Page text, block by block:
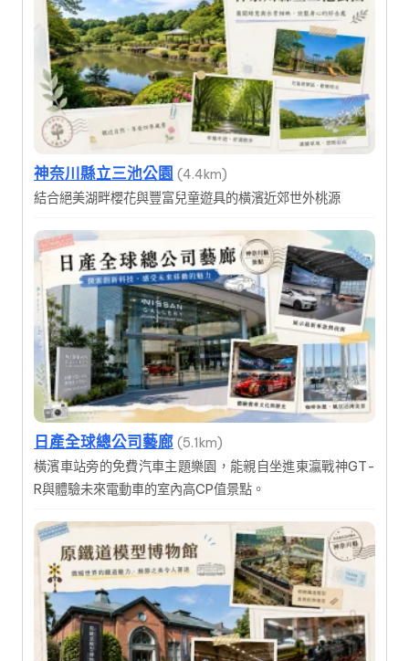
神奈川縣立三池公園 (4.4km)
結合絕美湖畔櫻花與豐富兒童遊具的橫濱近郊世外桃源
日產全球總公司藝廊 (5.1km)
橫濱車站旁的免費汽車主題樂園，能親自坐進東瀛戰神GT-
R與體驗未來電動車的室內高CP值景點。